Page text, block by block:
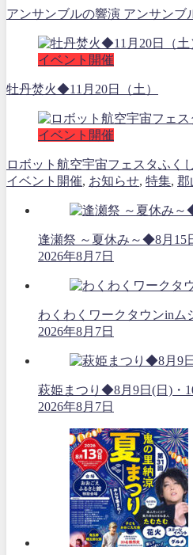
アンサンブルの響演 アンサン
イベント開催
牡丹焚火◆11月20日（土）
イベント開催
ロボット航空宇宙フェスタふ
イベント開催, お知らせ, 特集, 郡
逢瀬祭 ～夏休み～◆8月15
2026年8月7日
わくわくワークタウンin
2026年8月7日
萩姫まつり◆8月9日(日)・
2026年8月7日